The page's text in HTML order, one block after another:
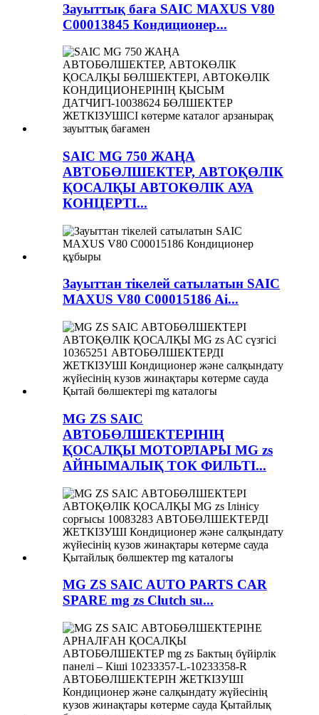
Зауыттық баға SAIC MAXUS V80
C00013845 Кондиционер...
SAIC MG 750 ЖАҢА
АВТОБӨЛШЕКТЕР, АВТОҚӨЛІК
ҚОСАЛҚЫ АВТОКӨЛІК АУА
КОНЦЕРТІ...
Зауыттан тікелей сатылатын SAIC
MAXUS V80 C00015186 Ai...
MG ZS SAIC
АВТОБӨЛШЕКТЕРІНІҢ
ҚОСАЛҚЫ МОТОРЛАРЫ MG zs
АЙНЫМАЛЫҚ ТОК ФИЛЬТІ...
MG ZS SAIC AUTO PARTS CAR
SPARE mg zs Clutch su...